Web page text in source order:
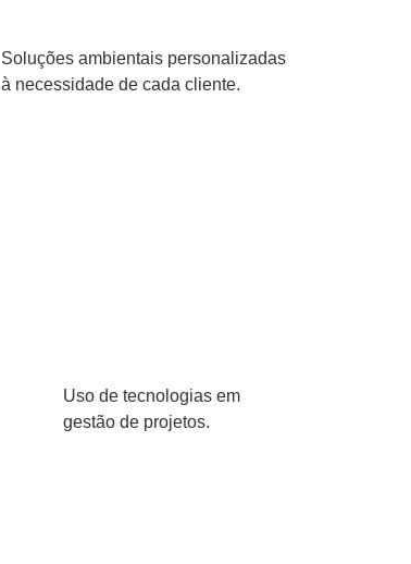
Soluções ambientais personalizadas
à necessidade de cada cliente.
Uso de tecnologias em
gestão de projetos.